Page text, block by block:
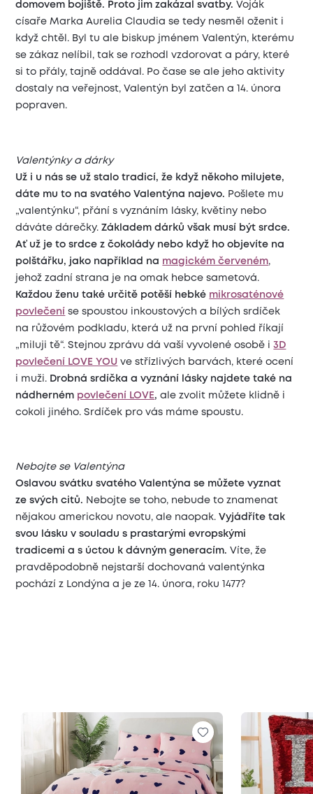
domovem bojiště. Proto jim zakázal svatby. Voják
císaře Marka Aurelia Claudia se tedy nesměl oženit i
když chtěl. Byl tu ale biskup jménem Valentýn, kterému
se zákaz nelíbil, tak se rozhodl vzdorovat a páry, které
si to přály, tajně oddával. Po čase se ale jeho aktivity
dostaly na veřejnost, Valentýn byl zatčen a 14. února
popraven.
Valentýnky a dárky
Už i u nás se už stalo tradicí, že když někoho milujete,
dáte mu to na svatého Valentýna najevo. Pošlete mu
„valentýnku“, přání s vyznáním lásky, květiny nebo
dáváte dárečky.Základem dárků však musí být srdce.
Ať už je to srdce z čokolády nebo když ho objevíte na
polštářku, jako například na magickém červeném,
jehož zadní strana je na omak hebce sametová.
Každou ženu také určitě potěší hebké mikrosaténové
povlečení se spoustou inkoustových a bílých srdíček
na růžovém podkladu, která už na první pohled říkají
„miluji tě“. Stejnou zprávu dá vaší vyvolené osobě i3D
povlečení LOVE YOU ve střízlivých barvách, které ocení
i muži. Drobná srdíčka a vyznání lásky najdete také na
nádherném povlečení LOVE,ale zvolit můžete klidně i
cokoli jiného. Srdíček pro vás máme spoustu.
Nebojte se Valentýna
Oslavou svátku svatého Valentýna se můžete vyznat
ze svých citů. Nebojte se toho, nebude to znamenat
nějakou americkou novotu, ale naopak.Vyjádříte tak
svou lásku v souladu s prastarými evropskými
tradicemi a s úctou k dávným generacím.Víte, že
pravděpodobně nejstarší dochovaná valentýnka
pochází z Londýna a je ze 14. února, roku 1477?